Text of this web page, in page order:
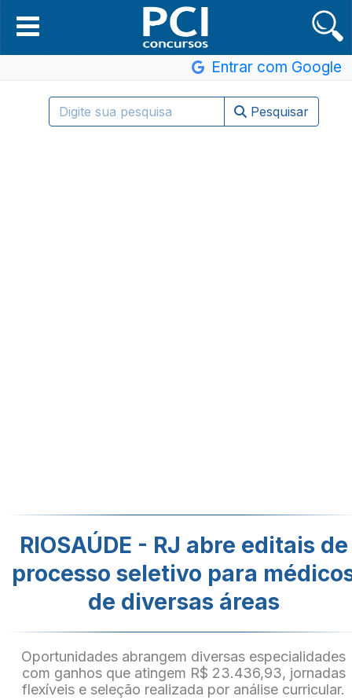
Entrar com Google
Pesquisar
RIOSAÚDE - RJ abre editais de
processo seletivo para
de diversas áreas
Oportunidades abrangem diversas especialidades
com ganhos que atingem R$ 23.436,93, jornadas
flexíveis e seleção realizada por análise curricular.